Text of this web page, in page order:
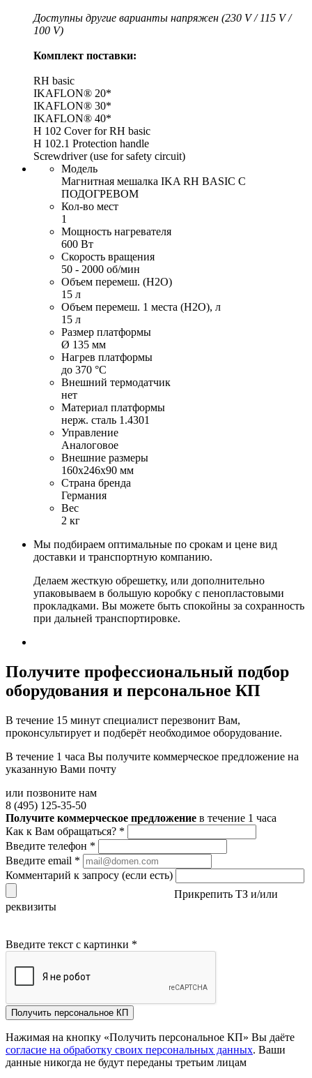
Доступны другие варианты напряжен (230 V / 115 V /
100 V)
Комплект поставки:
RH basic
IKAFLON® 20*
IKAFLON® 30*
IKAFLON® 40*
H 102 Cover for RH basic
H 102.1 Protection handle
Screwdriver (use for safety circuit)
Модель
Магнитная мешалка IKA RH BASIC С
ПОДОГРЕВОМ
Кол-во мест
1
Мощность нагревателя
600 Вт
Скорость вращения
50 - 2000 об/мин
Объем перемеш. (H2O)
15 л
Объем перемеш. 1 места (H2O), л
15 л
Размер платформы
Ø 135 мм
Нагрев платформы
до 370 °C
Внешний термодатчик
нет
Материал платформы
нерж. сталь 1.4301
Управление
Аналоговое
Внешние размеры
160x246x90 мм
Страна бренда
Германия
Вес
2 кг
Мы подбираем оптимальные по срокам и цене вид
доставки и транспортную компанию.
Делаем жесткую обрешетку, или дополнительно
упаковываем в большую коробку с пенопластовыми
прокладками. Вы можете быть спокойны за сохранность
при дальней транспортировке.
Получите профессиональный подбор
оборудования и персональное КП
В течение 15 минут специалист перезвонит Вам,
проконсультирует и подберёт необходимое оборудование.
В течение 1 часа Вы получите коммерческое предложение на
указанную Вами почту
или позвоните нам
8 (495) 125-35-50
Получите коммерческое предложение в течение 1 часа
Как к Вам обращаться? *
Введите телефон *
Введите email *
Комментарий к запросу (если есть)
Прикрепить ТЗ и/или
реквизиты
Введите текст с картинки *
Получить персональное КП
Нажимая на кнопку «Получить персональное КП» Вы даёте
согласие на обработку своих персональных данных. Ваши
данные никогда не будут переданы третьим лицам